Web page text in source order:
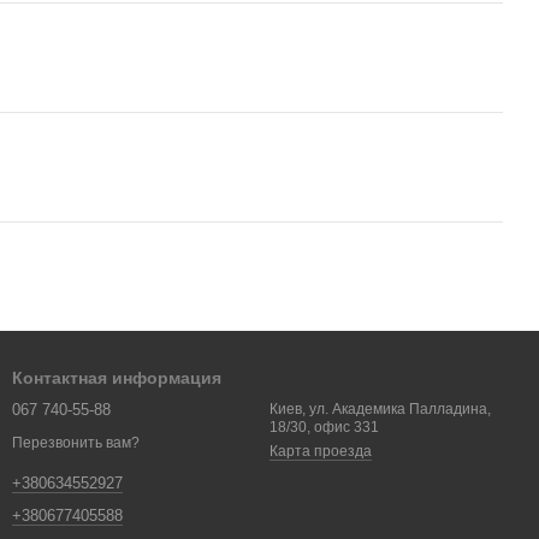
Контактная информация
067 740-55-88
Перезвонить вам?
+380634552927
+380677405588
Киев, ул. Академика Палладина,
18/30, офис 331
Карта проезда